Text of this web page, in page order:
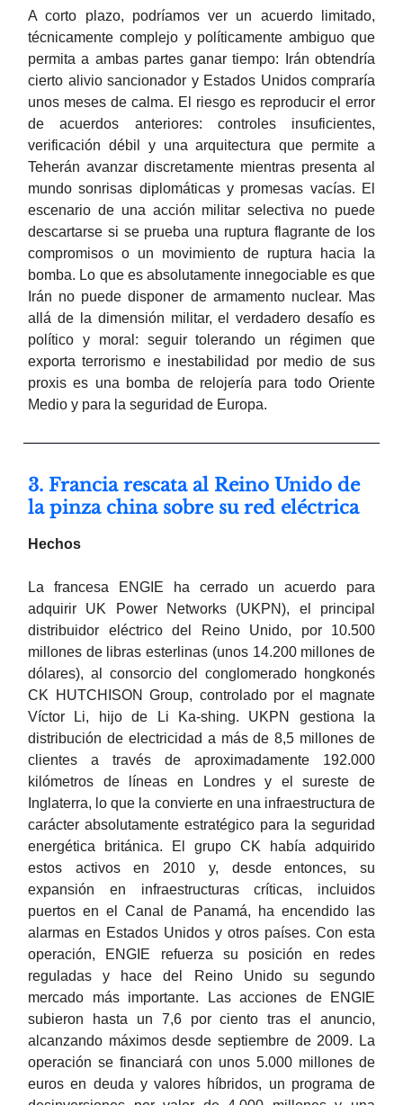
A corto plazo, podríamos ver un acuerdo limitado,
técnicamente complejo y políticamente ambiguo que
permita a ambas partes ganar tiempo: Irán obtendría
cierto alivio sancionador y Estados Unidos compraría
unos meses de calma. El riesgo es reproducir el error
de acuerdos anteriores: controles insuficientes,
verificación débil y una arquitectura que permite a
Teherán avanzar discretamente mientras presenta al
mundo sonrisas diplomáticas y promesas vacías. El
escenario de una acción militar selectiva no puede
descartarse si se prueba una ruptura flagrante de los
compromisos o un movimiento de ruptura hacia la
bomba. Lo que es absolutamente innegociable es que
Irán no puede disponer de armamento nuclear. Mas
allá de la dimensión militar, el verdadero desafío es
político y moral: seguir tolerando un régimen que
exporta terrorismo e inestabilidad por medio de sus
proxis es una bomba de relojería para todo Oriente
Medio y para la seguridad de Europa.
3. Francia rescata al Reino Unido de
la pinza china sobre su red eléctrica
Hechos
La francesa ENGIE ha cerrado un acuerdo para
adquirir UK Power Networks (UKPN), el principal
distribuidor eléctrico del Reino Unido, por 10.500
millones de libras esterlinas (unos 14.200 millones de
dólares), al consorcio del conglomerado hongkonés
CK HUTCHISON Group, controlado por el magnate
Víctor Li, hijo de Li Ka-shing. UKPN gestiona la
distribución de electricidad a más de 8,5 millones de
clientes a través de aproximadamente 192.000
kilómetros de líneas en Londres y el sureste de
Inglaterra, lo que la convierte en una infraestructura de
carácter absolutamente estratégico para la seguridad
energética británica. El grupo CK había adquirido
estos activos en 2010 y, desde entonces, su
expansión en infraestructuras críticas, incluidos
puertos en el Canal de Panamá, ha encendido las
alarmas en Estados Unidos y otros países. Con esta
operación, ENGIE refuerza su posición en redes
reguladas y hace del Reino Unido su segundo
mercado más importante. Las acciones de ENGIE
subieron hasta un 7,6 por ciento tras el anuncio,
alcanzando máximos desde septiembre de 2009. La
operación se financiará con unos 5.000 millones de
euros en deuda y valores híbridos, un programa de